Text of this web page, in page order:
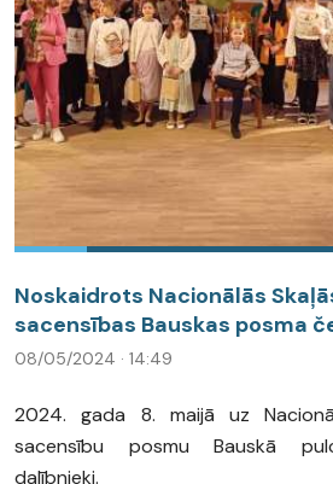
Noskaidrots Nacionālās
sacensības Bauskas posma
08/05/2024 · 14:49
2024. gada 8. maijā uz
sacensību posmu Bauskā
dalībnieki.